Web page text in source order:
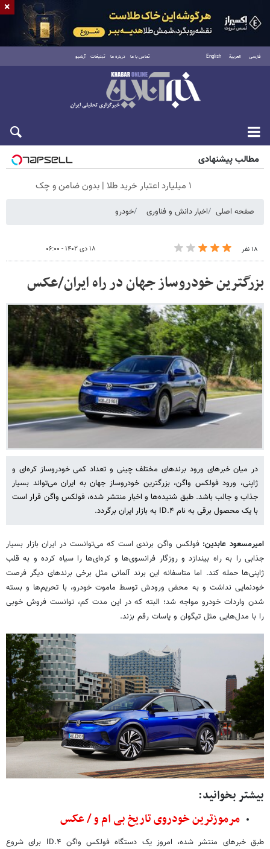
فارسی العربية English تماس با ما درباره ما تبلیغات آرشیو
جمعه ۱۶ مرداد ۱۴۰۵
مطالب پیشنهادی
۱ میلیارد اعتبار خرید طلا | بدون ضامن و چک
صفحه اصلی اخبار دانش و فناوری خودرو
۱۸ نفر ۱۸ دی ۱۴۰۲ - ۰۶:۰۰
بزرگترین خودروساز جهان در راه ایران/عکس
در میان خبرهای ورود برندهای مختلف چینی و تعداد کمی خودروساز کره‌ای و
ژاپنی، ورود فولکس واگن، بزرگترین خودروساز جهان به ایران می‌تواند بسیار
جذاب و جالب باشد. طبق شنیده‌ها و اخبار منتشر شده، فولکس واگن قرار است
با یک محصول برقی به نام ID.۴ به بازار ایران برگردد.
امیرمسعود عابدین:فولکس واگن برندی است که می‌توانست در ایران بازار بسیار
جذابی را به راه بیندازد و روزگار فرانسوی‌ها و کره‌ای‌ها را سیاه کرده و به قلب
ژاپنی‌ها حمله کند. اما متاسفانه این برند آلمانی مثل برخی برندهای دیگر فرصت
خودنمایی نداشت و به محض ورودش توسط ماموت خودرو، با تحریم‌ها و بسته
شدن واردات خودرو مواجه شد؛ البته که در این مدت کم، توانست فروش خوبی
را با مدل‌هایی مثل تیگوان و پاسات رقم بزند.
بیشتر بخوانید:
مرموزترین خودروی تاریخ بی ام و / عکس
طبق خبرهای منتشر شده، امروز یک دستگاه فولکس واگن ID.۴ برای شروع
×